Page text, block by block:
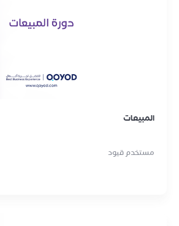
المبيعات
مستخدم قيود